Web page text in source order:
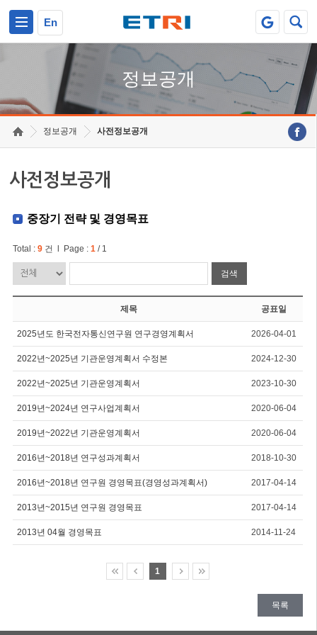
En
정보공개
정보공개 사전정보공개
사전정보공개
중장기 전략 및 경영목표
Total : 9건 l Page : 1/ 1
검색
제목 공표일
2025년도 한국전자통신연구원 연구경영계획서 2026-04-01
2022년~2025년 기관운영계획서 수정본 2024-12-30
2022년~2025년 기관운영계획서 2023-10-30
2019년~2024년 연구사업계획서 2020-06-04
2019년~2022년 기관운영계획서 2020-06-04
2016년~2018년 연구성과계획서 2018-10-30
2016년~2018년 연구원 경영목표(경영성과계획서) 2017-04-14
2013년~2015년 연구원 경영목표 2017-04-14
2013년 04월 경영목표 2014-11-24
1
목록